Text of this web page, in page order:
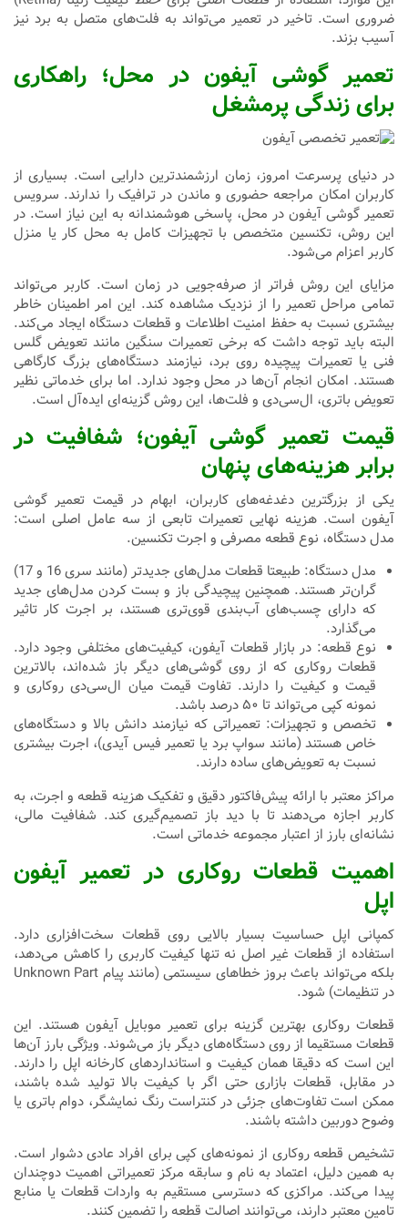
ضروری است. تاخیر در تعمیر می‌تواند به فلت‌های متصل به برد نیز
آسیب بزند.
تعمیر گوشی آیفون در محل؛ راهکاری
برای زندگی پرمشغل
در دنیای پرسرعت امروز، زمان ارزشمندترین دارایی است. بسیاری از
کاربران امکان مراجعه حضوری و ماندن در ترافیک را ندارند. سرویس
تعمیر گوشی آیفون در محل، پاسخی هوشمندانه به این نیاز است. در
این روش، تکنسین متخصص با تجهیزات کامل به محل کار یا منزل
کاربر اعزام می‌شود.
مزایای این روش فراتر از صرفه‌جویی در زمان است. کاربر می‌تواند
تمامی مراحل تعمیر را از نزدیک مشاهده کند. این امر اطمینان خاطر
بیشتری نسبت به حفظ امنیت اطلاعات و قطعات دستگاه ایجاد می‌کند.
البته باید توجه داشت که برخی تعمیرات سنگین مانند تعویض گلس
فنی یا تعمیرات پیچیده روی برد، نیازمند دستگاه‌های بزرگ کارگاهی
هستند. امکان انجام آن‌ها در محل وجود ندارد. اما برای خدماتی نظیر
تعویض باتری، ال‌سی‌دی و فلت‌ها، این روش گزینه‌ای ایده‌آل است.
قیمت تعمیر گوشی آیفون؛ شفافیت در
برابر هزینه‌های پنهان
یکی از بزرگترین دغدغه‌های کاربران، ابهام در قیمت تعمیر گوشی
آیفون است. هزینه نهایی تعمیرات تابعی از سه عامل اصلی است:
مدل دستگاه، نوع قطعه مصرفی و اجرت تکنسین.
مدل دستگاه: طبیعتا قطعات مدل‌های جدیدتر (مانند سری 16 و 17)
گران‌تر هستند. همچنین پیچیدگی باز و بست کردن مدل‌های جدید
که دارای چسب‌های آب‌بندی قوی‌تری هستند، بر اجرت کار تاثیر
می‌گذارد.
نوع قطعه: در بازار قطعات آیفون، کیفیت‌های مختلفی وجود دارد.
قطعات روکاری که از روی گوشی‌های دیگر باز شده‌اند، بالاترین
قیمت و کیفیت را دارند. تفاوت قیمت میان ال‌سی‌دی روکاری و
نمونه کپی می‌تواند تا ۵۰ درصد باشد.
تخصص و تجهیزات: تعمیراتی که نیازمند دانش بالا و دستگاه‌های
خاص هستند (مانند سواپ برد یا تعمیر فیس آیدی)، اجرت بیشتری
نسبت به تعویض‌های ساده دارند.
مراکز معتبر با ارائه پیش‌فاکتور دقیق و تفکیک هزینه قطعه و اجرت، به
کاربر اجازه می‌دهند تا با دید باز تصمیم‌گیری کند. شفافیت مالی،
نشانه‌ای بارز از اعتبار مجموعه خدماتی است.
اهمیت قطعات روکاری در تعمیر آیفون
اپل
کمپانی اپل حساسیت بسیار بالایی روی قطعات سخت‌افزاری دارد.
استفاده از قطعات غیر اصل نه تنها کیفیت کاربری را کاهش می‌دهد،
بلکه می‌تواند باعث بروز خطاهای سیستمی (مانند پیام Unknown Part
در تنظیمات) شود.
قطعات روکاری بهترین گزینه برای تعمیر موبایل آیفون هستند. این
قطعات مستقیما از روی دستگاه‌های دیگر باز می‌شوند. ویژگی بارز آن‌ها
این است که دقیقا همان کیفیت و استانداردهای کارخانه اپل را دارند.
در مقابل، قطعات بازاری حتی اگر با کیفیت بالا تولید شده باشند،
ممکن است تفاوت‌های جزئی در کنتراست رنگ نمایشگر، دوام باتری یا
وضوح دوربین داشته باشند.
تشخیص قطعه روکاری از نمونه‌های کپی برای افراد عادی دشوار است.
به همین دلیل، اعتماد به نام و سابقه مرکز تعمیراتی اهمیت دوچندان
پیدا می‌کند. مراکزی که دسترسی مستقیم به واردات قطعات یا منابع
تامین معتبر دارند، می‌توانند اصالت قطعه را تضمین کنند.